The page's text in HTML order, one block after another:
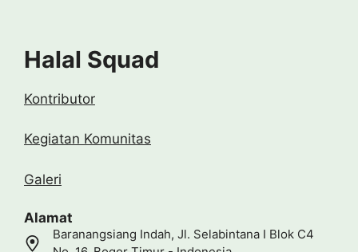
Halal Squad
Kontributor
Kegiatan Komunitas
Galeri
Alamat
Baranangsiang Indah, Jl. Selabintana I Blok C4